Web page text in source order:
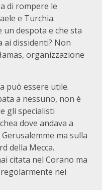
di rompere le
e Turchia.
un despota e che sta
ai dissidenti? Non
organizzazione
può essere utile.
a nessuno, non è
gli specialisti
dove andava a
ma sulla
della Mecca.
citata nel Corano ma
nei